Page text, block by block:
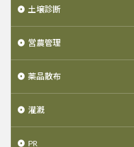
土壌診断
営農管理
薬品散布
灌漑
PR